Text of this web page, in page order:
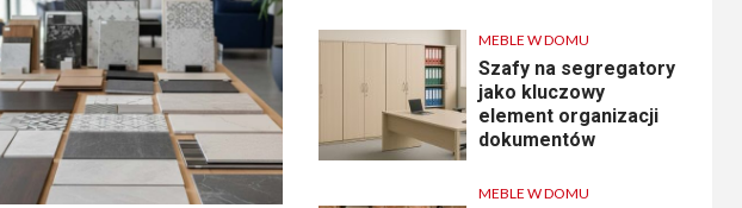
MEBLE W DOMU
Szafy na segregatory
jako kluczowy
element organizacji
dokumentów
MEBLE W DOMU